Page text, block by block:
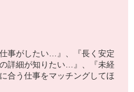
事がしたい…』、『長く安定
詳細が知りたい…』、『未経
合う仕事をマッチングしてほ